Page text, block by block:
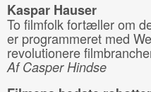
Kaspar Hauser
To filmfolk fortæller om
er programmeret med
revolutionere
Af Casper Hindse